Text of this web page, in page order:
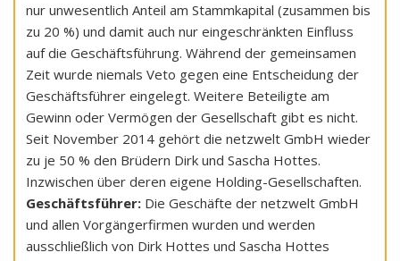
nur unwesentlich Anteil am Stammkapital (zusammen bis
zu 20 %) und damit auch nur eingeschränkten Einfluss
auf die Geschäftsführung. Während der gemeinsamen
Zeit wurde niemals Veto gegen eine Entscheidung der
Geschäftsführer eingelegt. Weitere Beteiligte am
Gewinn oder Vermögen der Gesellschaft gibt es nicht.
Seit November 2014 gehört die netzwelt GmbH wieder
zu je 50 % den Brüdern Dirk und Sascha Hottes.
Inzwischen über deren eigene Holding-Gesellschaften.
Geschäftsführer: Die Geschäfte der netzwelt GmbH
und allen Vorgängerfirmen wurden und werden
ausschließlich von Dirk Hottes und Sascha Hottes